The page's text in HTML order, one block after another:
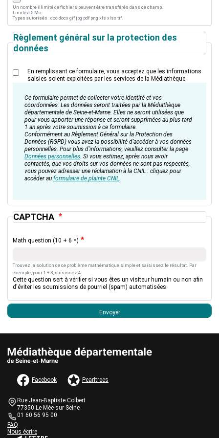
Un nombre illimité de fichiers peuvent être transférés dans ce champ.
Limité à 5 Mo.
Types autorisés : doc docx gif jpg pdf png xls xlsx tif.
Règlement général sur la protection des
données
En remplissant ce formulaire, vous acceptez que les informations
saisies soient exploitées par les services de la Médiathèque.
Ce formulaire permet de collecter votre identité et vos
coordonnées. Les données seront traitées par la Médiathèque
départementale de Seine-et-Marne. Elles ne seront utilisées que
pour vous apporter une réponse et seront supprimées au plus tard
1 an après votre soumission à ce formulaire.
Conformément au Règlement Général sur la Protection des
Données (RGPD) vous avez la possibilité d’accéder à vos données
personnelles. Pour plus d'informations, veuillez consulter la page
Données personnelles . Si vous estimez, après nous avoir
contactés, que vos droits sur vos données ne sont pas respectés,
vous pouvez adresser une réclamation à la CNIL : cliquez pour
accéder au formulaire de plainte CNIL
CAPTCHA
Math question (10 + 6 =)
Trouvez la solution de ce problème mathématique simple et saisissez le résultat. Par
exemple, pour 1 + 3, saisissez 4.
Cette question sert à vérifier si vous êtes un visiteur humain ou non afin
d'éviter les soumissions de pourriel (spam) automatisées.
AUTRES INFORMATIONS ET MENTIONS LÉGALES
Facebook Pearltrees
Bloc
de
texte
Informations de contact
Rue Jean-Baptiste Colbert
77350 Le Mée-sur-Seine
01 60 56 95 00
Bloc
de
Une question ?
FAQ
Nous écrire